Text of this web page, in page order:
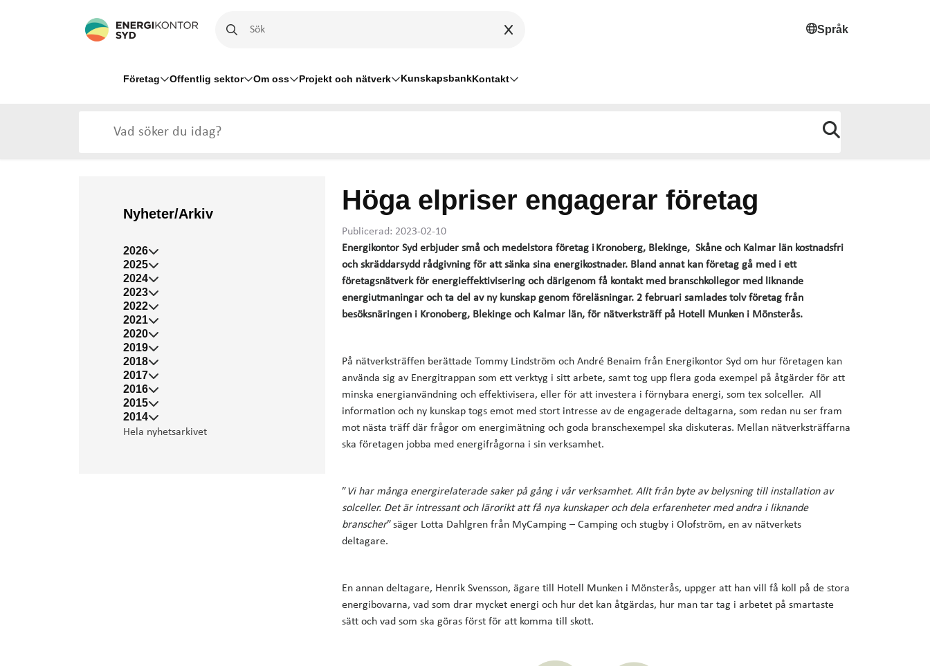
Språk
Företag Offentlig sektor Om oss Projekt och nätverk KunskapsbankKontakt
Höga elpriser engagerar företag
Publicerad: 2023-02-10
Energikontor Syd erbjuder små och medelstora företag i Kronoberg, Blekinge, Skåne och Kalmar län kostnadsfri
och skräddarsydd rådgivning för att sänka sina energikostnader. Bland annat kan företag gå med i ett
företagsnätverk för energieffektivisering och därigenom få kontakt med branschkollegor med liknande
energiutmaningar och ta del av ny kunskap genom föreläsningar. 2 februari samlades tolv företag från
besöksnäringen i Kronoberg, Blekinge och Kalmar län, för nätverksträff på Hotell Munken i Mönsterås.
På nätverksträffen berättade Tommy Lindström och André Benaim från Energikontor Syd om hur företagen kan
använda sig av Energitrappan som ett verktyg i sitt arbete, samt tog upp flera goda exempel på åtgärder för att
minska energianvändning och effektivisera, eller för att investera i förnybara energi, som tex solceller. All
information och ny kunskap togs emot med stort intresse av de engagerade deltagarna, som redan nu ser fram
mot nästa träff där frågor om energimätning och goda branschexempel ska diskuteras. Mellan nätverksträffarna
ska företagen jobba med energifrågorna i sin verksamhet.
”Vi har många energirelaterade saker på gång i vår verksamhet. Allt från byte av belysning till installation av
solceller. Det är intressant och lärorikt att få nya kunskaper och dela erfarenheter med andra i liknande
branscher” säger Lotta Dahlgren från MyCamping – Camping och stugby i Olofström, en av nätverkets
deltagare.
En annan deltagare, Henrik Svensson, ägare till Hotell Munken i Mönsterås, uppger att han vill få koll på de stora
energibovarna, vad som drar mycket energi och hur det kan åtgärdas, hur man tar tag i arbetet på smartaste
sätt och vad som ska göras först för att komma till skott.
Nyheter/Arkiv
2026
2025
2024
2023
2022
2021
2020
2019
2018
2017
2016
2015
2014
Hela nyhetsarkivet